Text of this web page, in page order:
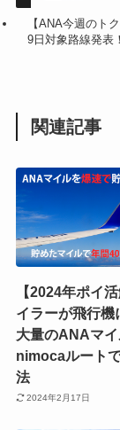
【ANA今週のト
9日対象路線発表！
関連記事
【2024年ポイ
イラーが飛行機
大量のANAマ
nimocaルート
法
2024年2月17日